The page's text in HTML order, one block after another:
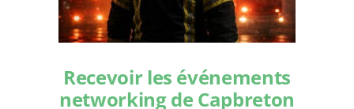
Recevoir les événements
networking de Capbreton